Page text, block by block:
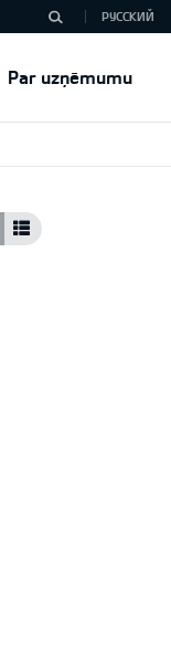
Par uzņēmumu
РУССКИЙ